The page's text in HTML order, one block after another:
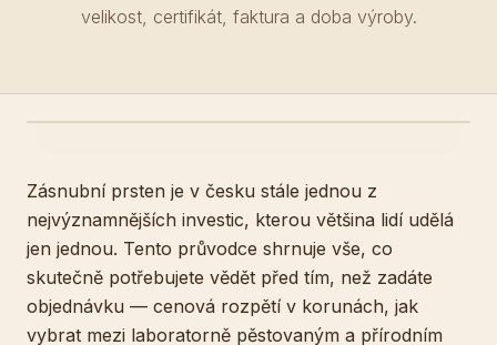
velikost, certifikát, faktura a doba výroby.
Zásnubní prsten je v česku stále jednou z
nejvýznamnějších investic, kterou většina lidí udělá
jen jednou. Tento průvodce shrnuje vše, co
skutečně potřebujete vědět před tím, než zadáte
objednávku — cenová rozpětí v korunách, jak
vybrat mezi laboratorně pěstovaným a přírodním